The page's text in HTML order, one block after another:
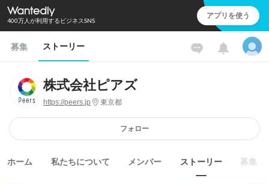
400万人が利用するビジネスSNS アプリを使う
募集 ストーリー
株式会社ピアズ
https://peers.jp 東京都
フォロー
ホーム 私たちについて メンバー ストーリー 募集